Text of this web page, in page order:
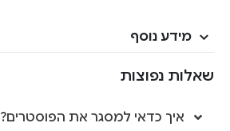
מידע נוסף
שאלות נפוצות
איך כדאי למסגר את הפוסטרים?